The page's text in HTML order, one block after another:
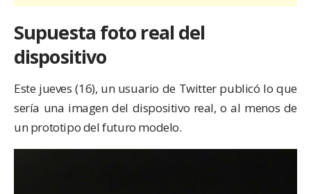
Supuesta foto real del
dispositivo
Este jueves (16), un usuario de Twitter publicó lo que
sería una imagen del dispositivo real, o al menos de
un prototipo del futuro modelo.